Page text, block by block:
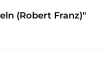
(Robert Franz)"